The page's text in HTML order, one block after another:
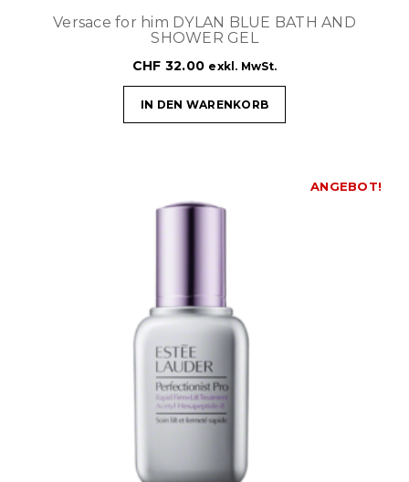
Versace for him DYLAN BLUE BATH AND
SHOWER GEL
CHF 32.00 exkl. MwSt.
IN DEN WARENKORB
ANGEBOT!